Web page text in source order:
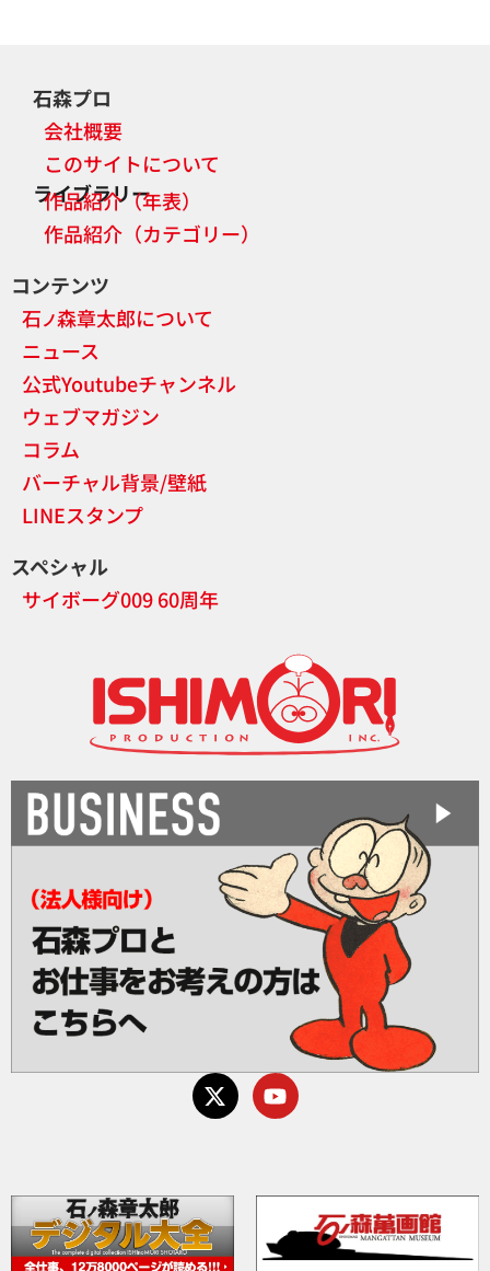
石森プロ
会社概要
このサイトについて
ライブラリー
作品紹介（年表）
作品紹介（カテゴリー）
コンテンツ
石ノ森章太郎について
ニュース
公式Youtubeチャンネル
ウェブマガジン
コラム
バーチャル背景/壁紙
LINEスタンプ
スペシャル
サイボーグ009 60周年